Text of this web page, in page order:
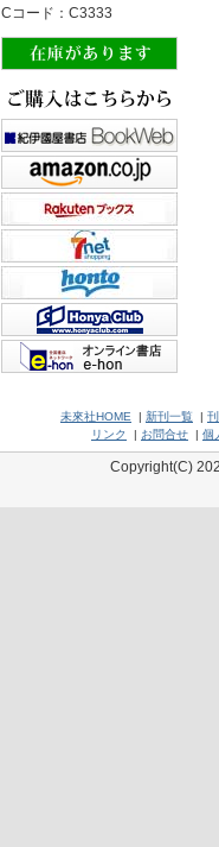
Cコード：C3333
未來社HOME | 新刊一覧 |
リンク
| お問合せ | 個
Copyright(C)